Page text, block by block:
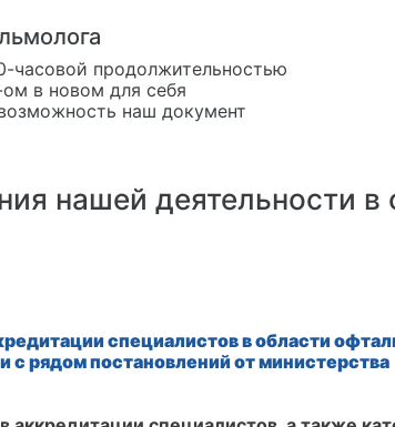
часовой продолжительностью
в новом для себя
наш документ
нашей деятельности в
специалистов в области
с рядом постановлений от министерства